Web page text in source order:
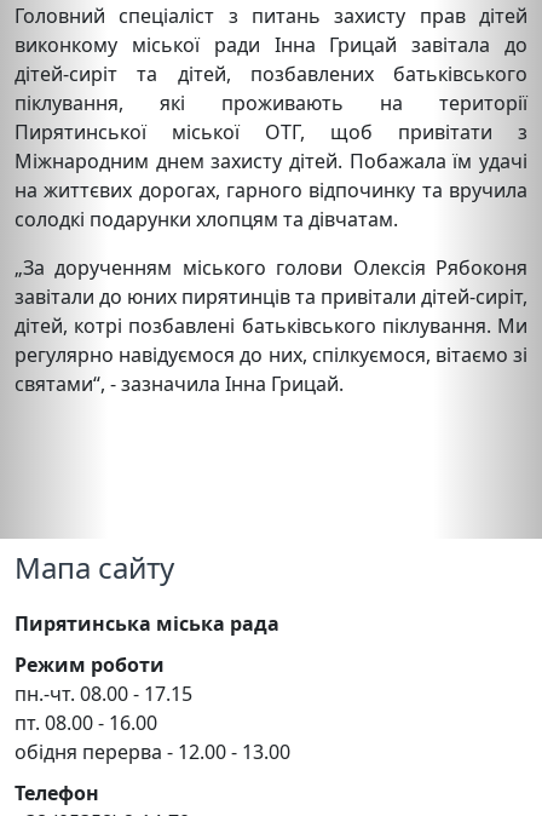
Головний спеціаліст з питань захисту прав дітей
виконкому міської ради Інна Грицай завітала до
дітей-сиріт та дітей, позбавлених батьківського
піклування, які проживають на території
Пирятинської міської ОТГ, щоб привітати з
Міжнародним днем захисту дітей. Побажала їм удачі
на життєвих дорогах, гарного відпочинку та вручила
солодкі подарунки хлопцям та дівчатам.
„За дорученням міського голови Олексія Рябоконя
завітали до юних пирятинців та привітали дітей-сиріт,
дітей, котрі позбавлені батьківського піклування. Ми
регулярно навідуємося до них, спілкуємося, вітаємо зі
святами“, - зазначила Інна Грицай.
Мапа сайту
Пирятинська міська рада
Режим роботи
пн.-чт. 08.00 - 17.15
пт. 08.00 - 16.00
обідня перерва - 12.00 - 13.00
Телефон